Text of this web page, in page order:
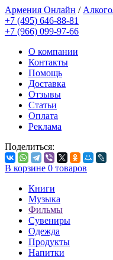
Армения Онлайн /
+7 (495) 646-88-81
+7 (966) 099-97-66
О компании
Контакты
Помощь
Доставка
Отзывы
Статьи
Оплата
Реклама
Поделиться:
В корзине 0 товаров
Книги
Музыка
Фильмы
Сувениры
Одежда
Продукты
Напитки